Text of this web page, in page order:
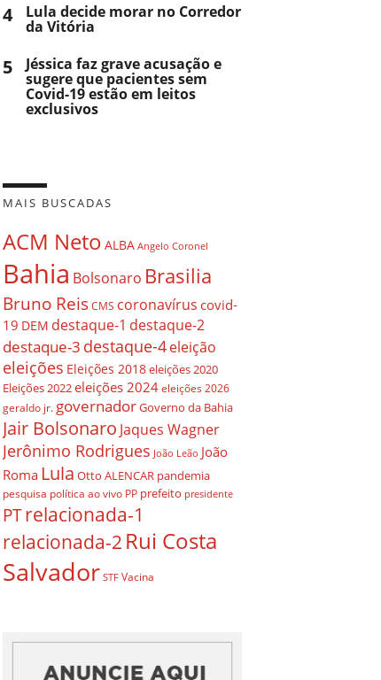
4 Lula decide morar no Corredor
da Vitória
5 Jéssica faz grave acusação e
sugere que pacientes sem
Covid-19 estão em leitos
exclusivos
MAIS BUSCADAS
ACM Neto ALBA Angelo Coronel
Bahia Bolsonaro Brasilia
Bruno ReisCMS coronavírus covid-
19 DEM destaque-1 destaque-2
destaque-3 destaque-4eleição
eleições Eleições 2018eleições 2020
Eleições 2022eleições 2024 eleições 2026
geraldo jr. governadorGoverno da Bahia
Jair Bolsonaro Jaques Wagner
Jerônimo Rodrigues João Leão João
Roma Lula Otto ALENCAR pandemia
pesquisa política ao vivo PP prefeito presidente
PTrelacionada-1
relacionada-2 Rui Costa
Salvador STF Vacina